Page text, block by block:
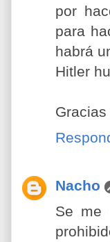
por
para
habrá
Hitler
Nacho
Se me